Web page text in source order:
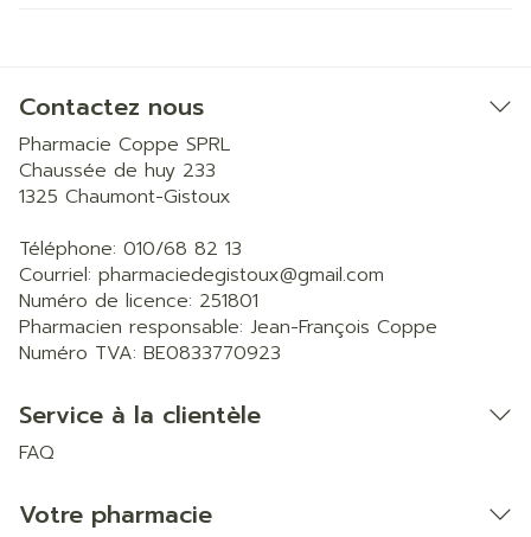
Contactez nous
Pharmacie Coppe SPRL
Chaussée de huy 233
1325 Chaumont-Gistoux
Téléphone: 010/68 82 13
Courriel: pharmaciedegistoux@gmail.com
Numéro de licence: 251801
Pharmacien responsable: Jean-François Coppe
Numéro TVA: BE0833770923
Service à la clientèle
FAQ
Votre pharmacie